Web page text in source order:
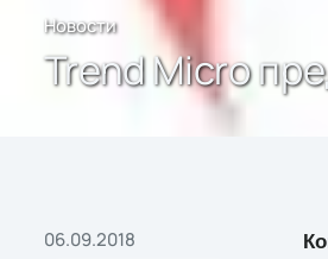
Новости
Trend Micro
06.09.2018